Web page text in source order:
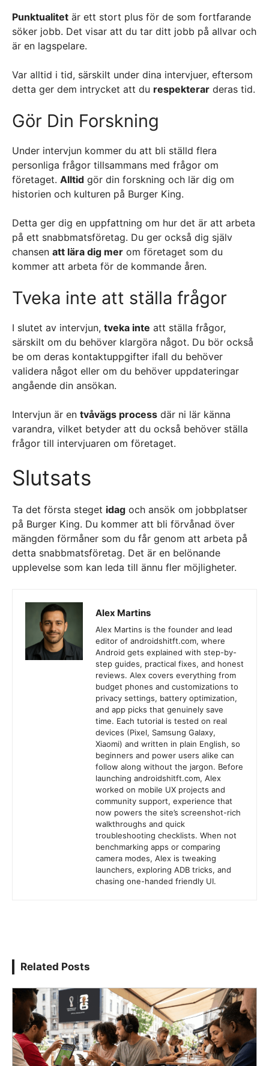
Punktualitet är ett stort plus för de som fortfarande
söker jobb. Det visar att du tar ditt jobb på allvar och
är en lagspelare.
Var alltid i tid, särskilt under dina intervjuer, eftersom
detta ger dem intrycket att du respekterar deras tid.
Gör Din Forskning
Under intervjun kommer du att bli ställd flera
personliga frågor tillsammans med frågor om
företaget. Alltid gör din forskning och lär dig om
historien och kulturen på Burger King.
Detta ger dig en uppfattning om hur det är att arbeta
på ett snabbmatsföretag. Du ger också dig själv
chansen att lära dig mer om företaget som du
kommer att arbeta för de kommande åren.
Tveka inte att ställa frågor
I slutet av intervjun, tveka inte att ställa frågor,
särskilt om du behöver klargöra något. Du bör också
be om deras kontaktuppgifter ifall du behöver
validera något eller om du behöver uppdateringar
angående din ansökan.
Intervjun är en tvåvägs process där ni lär känna
varandra, vilket betyder att du också behöver ställa
frågor till intervjuaren om företaget.
Slutsats
Ta det första steget idag och ansök om jobbplatser
på Burger King. Du kommer att bli förvånad över
mängden förmåner som du får genom att arbeta på
detta snabbmatsföretag. Det är en belönande
upplevelse som kan leda till ännu fler möjligheter.
Alex Martins
Alex Martins is the founder and lead
editor of androidshitft.com, where
Android gets explained with step-by-
step guides, practical fixes, and honest
reviews. Alex covers everything from
budget phones and customizations to
privacy settings, battery optimization,
and app picks that genuinely save
time. Each tutorial is tested on real
devices (Pixel, Samsung Galaxy,
Xiaomi) and written in plain English, so
beginners and power users alike can
follow along without the jargon. Before
launching androidshitft.com, Alex
worked on mobile UX projects and
community support, experience that
now powers the site’s screenshot-rich
walkthroughs and quick
troubleshooting checklists. When not
benchmarking apps or comparing
camera modes, Alex is tweaking
launchers, exploring ADB tricks, and
chasing one-handed friendly UI.
Related Posts